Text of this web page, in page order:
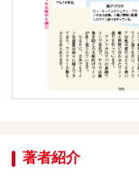
著者紹介